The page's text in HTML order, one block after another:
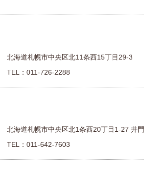
ニュース登録
わせ
北海道札幌市中央区北11条西15丁目29-3
TEL： 011-726-2288
北海道札幌市中央区北1条西20丁目1-27 井
TEL： 011-642-7603